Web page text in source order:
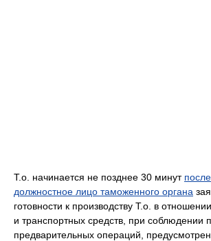
Т.о. начинается не позднее 30 минут после
должностное лицо таможенного органа
готовности к производству Т.о. в
и транспортных средств, при соблюдении
предварительных операций,